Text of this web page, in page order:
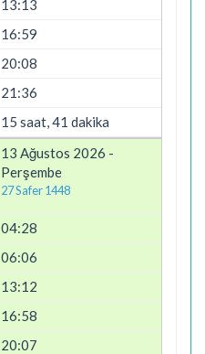
13:13
16:59
20:08
21:36
15 saat, 41 dakika
13 Ağustos 2026 -
Perşembe
27 Safer 1448
04:28
06:06
13:12
16:58
20:07